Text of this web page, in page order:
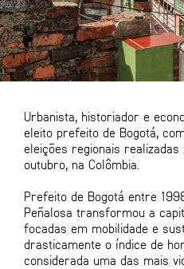
Urbanista, historiador e
eleito prefeito de Bogotá,
eleições regionais realizadas
outubro, na Colômbia.
Prefeito de Bogotá entre
Peñalosa transformou a
focadas em mobilidade e
drasticamente o índice de
considerada uma das mais